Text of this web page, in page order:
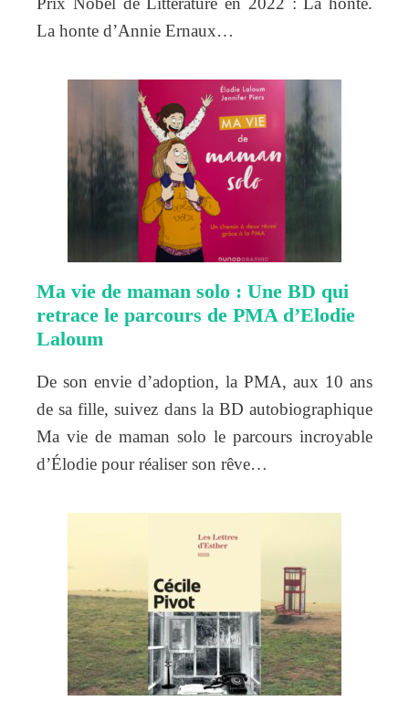
La honte d’Annie Ernaux…
Ma vie de maman solo : Une BD qui
retrace le parcours de PMA d’Elodie
Laloum
De son envie d’adoption, la PMA, aux 10 ans
de sa fille, suivez dans la BD autobiographique
Ma vie de maman solo le parcours incroyable
d’Élodie pour réaliser son rêve…